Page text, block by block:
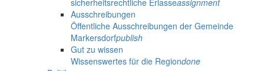
Ausschreibungen
Öffentliche Ausschreibungen der Gemeinde
Markersdorfpublish
Gut zu wissen
Wissenswertes für die Regiondone